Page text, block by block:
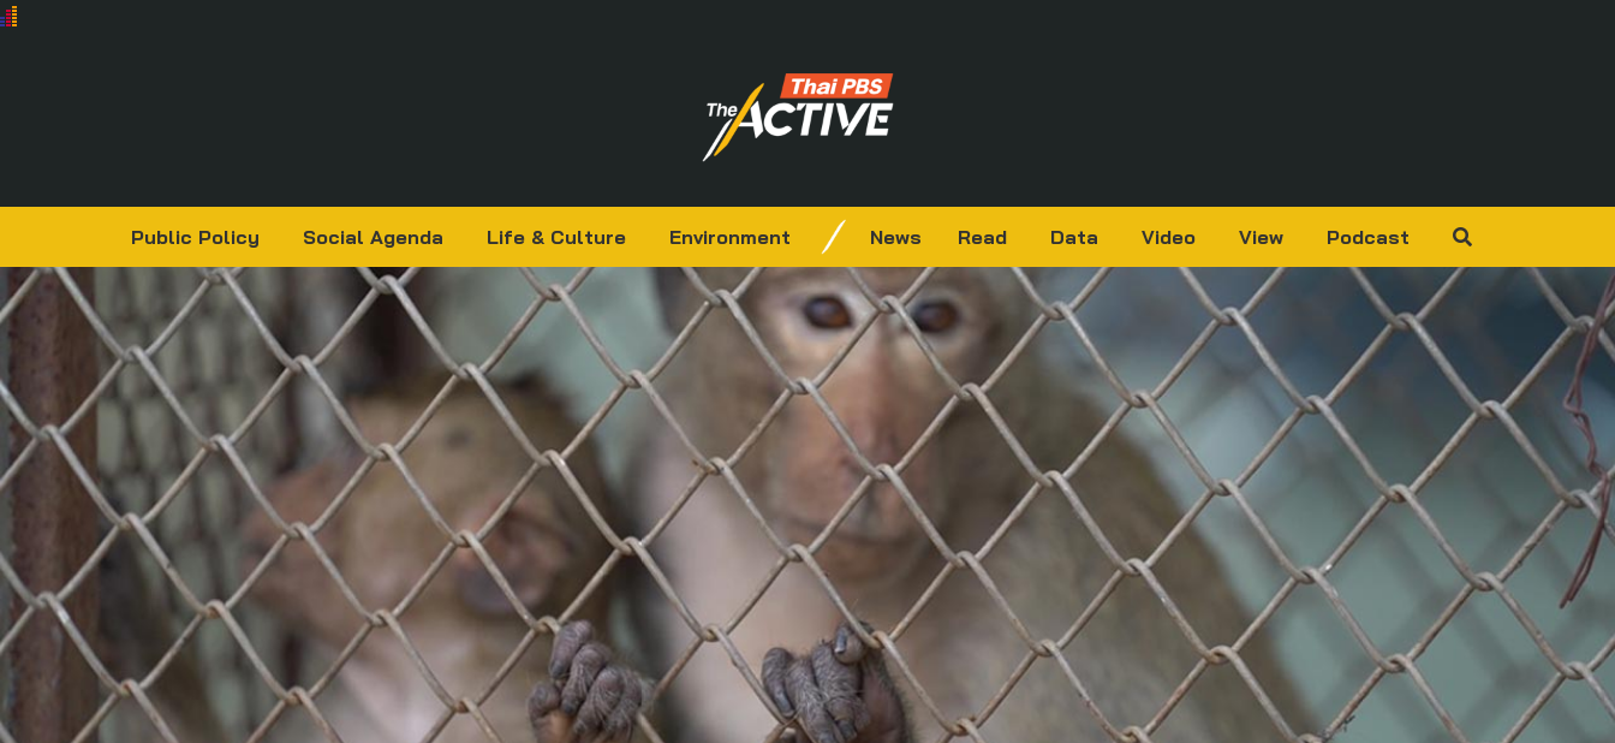
Public Policy Social Agenda Life & Culture Environment News Read Data Video View Podcast